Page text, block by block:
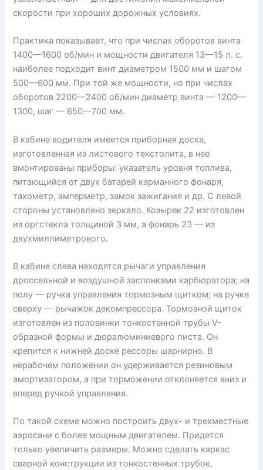
скорости при хороших дорожных условиях.
Практика показывает, что при числах оборотов винта
1400—1600 об/мин и мощности двигателя 13—15 л. с.
наиболее подходит винт диаметром 1500 мм и шагом
500—600 мм. При той же мощности, но при числах
оборотов 2200—2400 об/мин диаметр винта — 1200—
1300, шаг — 650—700 мм.
В кабине водителя имеется приборная доска,
изготовленная из листового текстолита, в нее
вмонтированы приборы: указатель уровня топлива,
питающийся от двух батарей карманного фонаря,
тахометр, амперметр, замок зажигания и др. С левой
стороны установлено зеркало. Козырек 22 изготовлен
из оргстекла толщиной 3 мм, а фонарь 23 — из
двухмиллиметрового.
В кабине слева находятся рычаги управления
дроссельной и воздушной заслонками карбюратора; на
полу — ручка управления тормозным щитком; на ручке
сверху — рычажок декомпрессора. Тормозной щиток
изготовлен из половинки тонкостенной трубы V-
образной формы и дюралюминиевого листа. Он
крепится к нижней доске рессоры шарнирно. В
нерабочем положении он удерживается резиновым
амортизатором, а при торможении отклоняется вниз и
вперед ручкой управления.
По такой схеме можно построить двух- и трехместные
аэросани с более мощным двигателем. Придется
только увеличить размеры. Можно сделать каркас
сварной конструкции из тонкостенных трубок,